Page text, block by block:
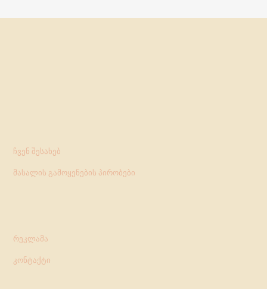
ჩვენ შესახებ
მასალის გამოყენების პირობები
რეკლამა
კონტაქტი